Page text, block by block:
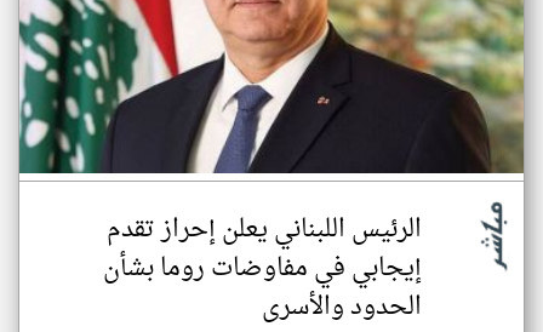
الرئيس اللبناني يعلن إحراز تقدم
إيجابي في مفاوضات روما بشأن
الحدود والأسرى